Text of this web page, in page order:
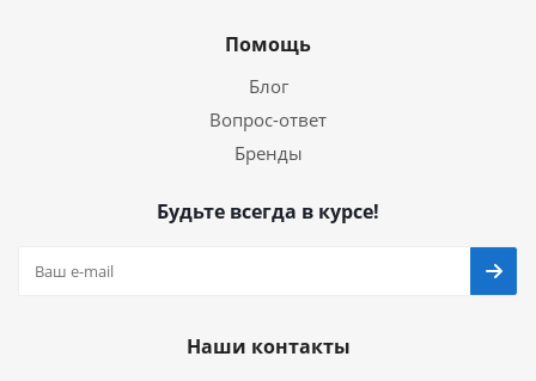
Помощь
Блог
Вопрос-ответ
Бренды
Будьте всегда в курсе!
Наши контакты